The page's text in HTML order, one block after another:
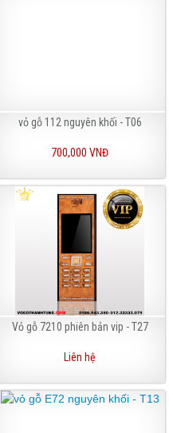
vỏ gỗ 112 nguyên khối - T06
700,000 VNĐ
Vỏ gỗ 7210 phiên bản vip - T27
Liên hệ